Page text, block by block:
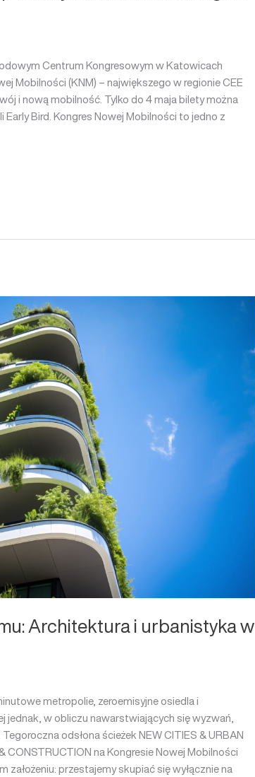
Centrum Kongresowym w Katowicach
Mobilności (KNM) – największego w regionie CEE
i nową mobilność. Tylko do 4 maja bilety można
Bird. Kongres Nowej Mobilności to jedno z
Architektura i urbanistyka w
metropolie, zeroemisyjne osiedla i
jednak, w obliczu nawarstwiających się wyzwań,
odsłona ścieżek NEW CITIES & URBAN
CONSTRUCTION na Kongresie Nowej Mobilności
przestajemy skupiać się wyłącznie na